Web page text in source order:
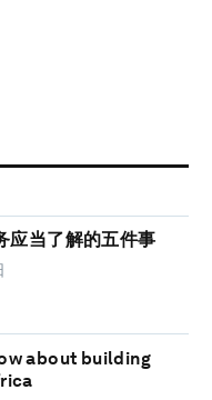
应当了解的五件事
about building